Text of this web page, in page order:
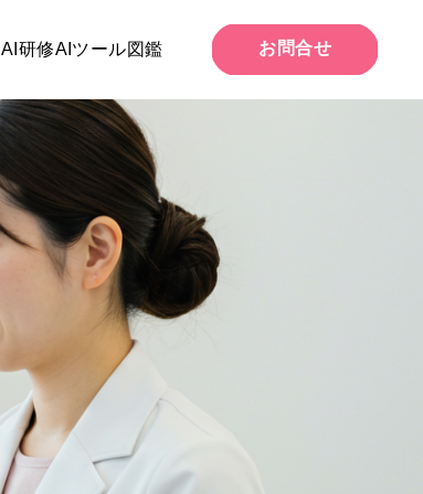
AI研修AIツール図鑑 お問合せ